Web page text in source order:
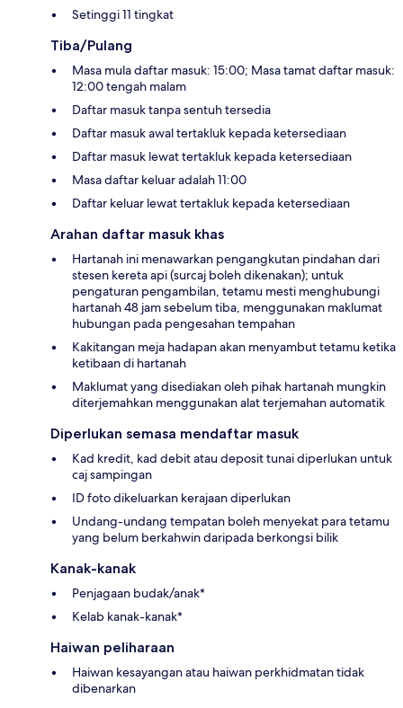
Setinggi 11 tingkat
Tiba/Pulang
Masa mula daftar masuk: 15:00; Masa tamat daftar masuk:
12:00 tengah malam
Daftar masuk tanpa sentuh tersedia
Daftar masuk awal tertakluk kepada ketersediaan
Daftar masuk lewat tertakluk kepada ketersediaan
Masa daftar keluar adalah 11:00
Daftar keluar lewat tertakluk kepada ketersediaan
Arahan daftar masuk khas
Hartanah ini menawarkan pengangkutan pindahan dari
stesen kereta api (surcaj boleh dikenakan); untuk
pengaturan pengambilan, tetamu mesti menghubungi
hartanah 48 jam sebelum tiba, menggunakan maklumat
hubungan pada pengesahan tempahan
Kakitangan meja hadapan akan menyambut tetamu ketika
ketibaan di hartanah
Maklumat yang disediakan oleh pihak hartanah mungkin
diterjemahkan menggunakan alat terjemahan automatik
Diperlukan semasa mendaftar masuk
Kad kredit, kad debit atau deposit tunai diperlukan untuk
caj sampingan
ID foto dikeluarkan kerajaan diperlukan
Undang-undang tempatan boleh menyekat para tetamu
yang belum berkahwin daripada berkongsi bilik
Kanak-kanak
Penjagaan budak/anak*
Kelab kanak-kanak*
Haiwan peliharaan
Haiwan kesayangan atau haiwan perkhidmatan tidak
dibenarkan